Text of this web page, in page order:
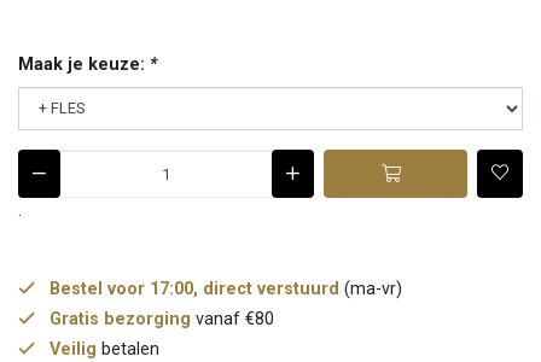
Maak je keuze: *
.
Bestel voor 17:00, direct verstuurd (ma-vr)
Gratis bezorging vanaf €80
Veilig betalen